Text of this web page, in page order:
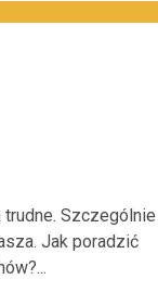
Szczególnie
Jak poradzić